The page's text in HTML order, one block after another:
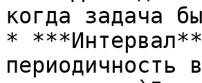
когда задача
*
периодичность